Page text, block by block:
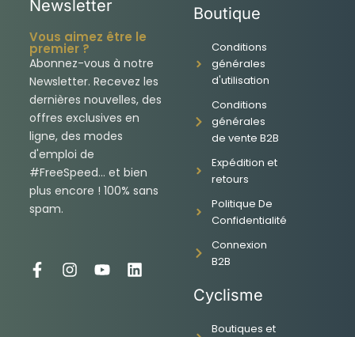
Newsletter
Vous aimez être le
premier ?
Abonnez-vous à notre
Newsletter. Recevez les
dernières nouvelles, des
offres exclusives en
ligne, des modes
d'emploi de
#FreeSpeed... et bien
plus encore ! 100% sans
spam.
F
I
Y
L
Boutique
Conditions
générales
d'utilisation
Conditions
générales
de vente B2B
Expédition et
retours
Politique De
Confidentialité
Connexion
B2B
Cyclisme
Boutiques et